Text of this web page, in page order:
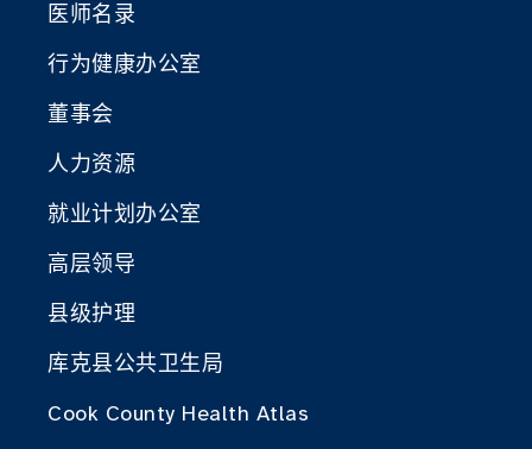
医师名录
行为健康办公室
董事会
人力资源
就业计划办公室
高层领导
县级护理
库克县公共卫生局
Cook County Health Atlas